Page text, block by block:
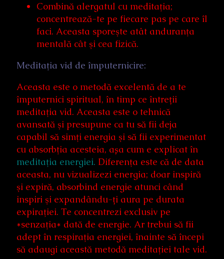
Combină alergatul cu meditaţia;
concentrează-te pe fiecare pas pe care îl
faci. Aceasta sporeşte atât anduranţa
mentală cât şi cea fizică.
Meditaţia vid de împuternicire:
Aceasta este o metodă excelentă de a te
împuternici spiritual, în timp ce întreții
meditaţia vid. Aceasta este o tehnică
avansată şi presupune ca tu să fii deja
capabil să simţi energia şi să fii experimentat
cu absorbţia acesteia, așa cum e explicat în
meditaţia energiei. Diferenţa este că de data
aceasta, nu vizualizezi energia; doar inspiră
şi expiră, absorbind energie atunci când
inspiri şi expandându-ți aura pe durata
expiraţiei. Te concentrezi exclusiv pe
*senzaţia* dată de energie. Ar trebui să fii
adept în respiraţia energiei, înainte să începi
să adaugi această metodă meditaţiei tale vid.